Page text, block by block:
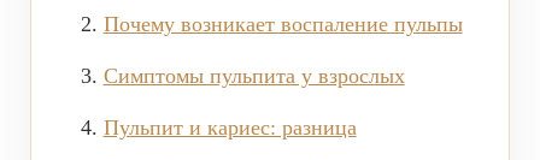
Протезирование All-on-4
Съемные зубные протезы
Почему возникает воспаление пульпы
Симптомы пульпита у взрослых
Пульпит и кариес: разница